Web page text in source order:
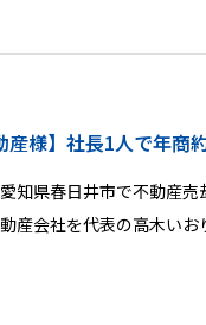
産様】社長1人で年
知県春日井市で不動産
産会社を代表の高木い